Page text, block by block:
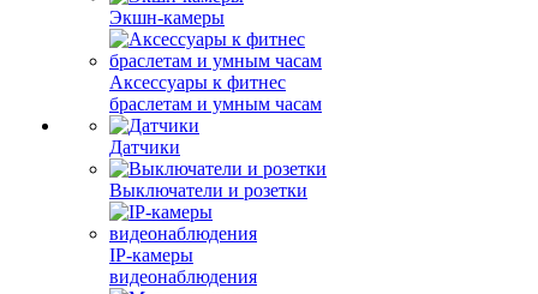
Экшн-камеры
Аксессуары к фитнес
браслетам и умным часам
Датчики
Выключатели и розетки
IP-камеры
видеонаблюдения